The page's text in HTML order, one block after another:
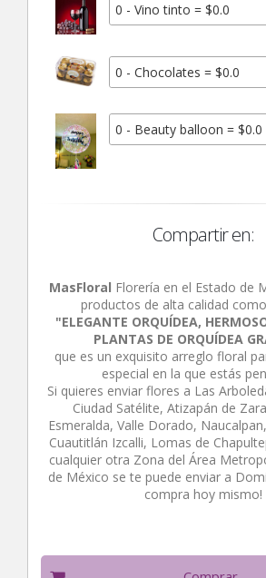
0 - Vino tinto = $0.0
0 - Chocolates = $0.0
0 - Beauty balloon = $0.0
Compartir en:
MasFloral Florería en el Estado de
productos de alta calidad
"ELEGANTE ORQUÍDEA,
PLANTAS DE ORQUÍDEA
que es un exquisito arreglo floral
especial en la que estás
Si quieres enviar flores a Las
Ciudad Satélite, Atizapán de
Esmeralda, Valle Dorado,
Cuautitlán Izcalli, Lomas de
cualquier otra Zona del Área
de México se te puede enviar a
compra hoy mismo!